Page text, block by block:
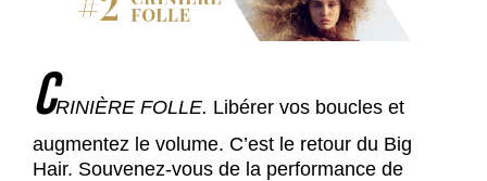
CRINIÈRE FOLLE. Libérer vos boucles et
augmentez le volume. C’est le retour du Big
Hair. Souvenez-vous de la performance de